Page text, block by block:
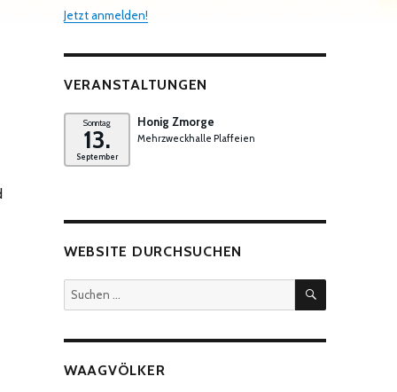
Jetzt anmelden!
VERANSTALTUNGEN
Sonntag
13.
September
Honig Zmorge
Mehrzweckhalle Plaffeien
WEBSITE DURCHSUCHEN
Suchen
SUCHEN
WAAGVÖLKER